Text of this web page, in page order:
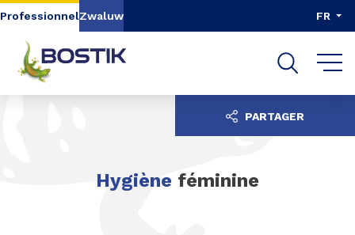
Aller au contenu
Aller à la recherche
ProfessionnelZwaluw FR
Hygiène féminine
PARTAGER